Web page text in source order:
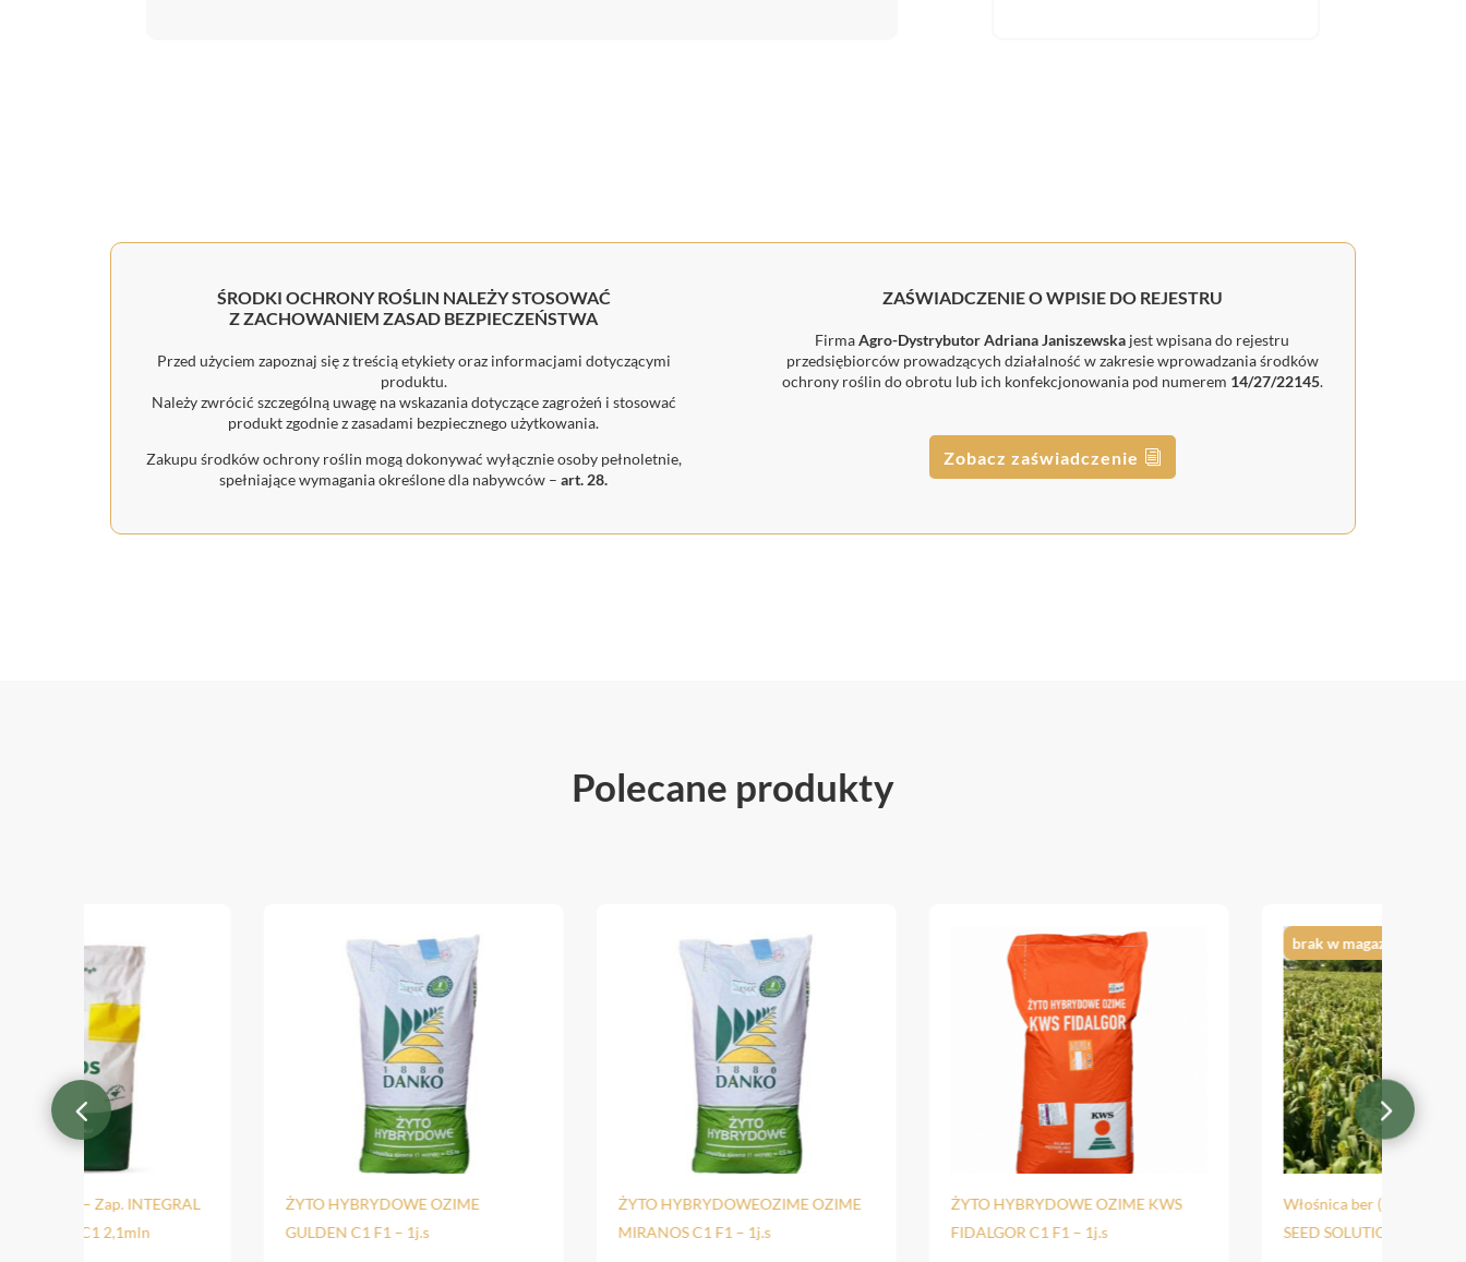
ŚRODKI OCHRONY ROŚLIN NALEŻY STOSOWAĆ
Z ZACHOWANIEM ZASAD BEZPIECZEŃSTWA
Przed użyciem zapoznaj się z treścią etykiety oraz informacjami dotyczącymi
produktu.
Należy zwrócić szczególną uwagę na wskazania dotyczące zagrożeń i stosować
produkt zgodnie z zasadami bezpiecznego użytkowania.
Zakupu środków ochrony roślin mogą dokonywać wyłącznie osoby pełnoletnie,
spełniające wymagania określone dla nabywców –art. 28.
ZAŚWIADCZENIE O WPISIE DO REJESTRU
FirmaAgro-Dystrybutor Adriana Janiszewska jest wpisana do rejestru
przedsiębiorców prowadzących działalność w zakresie wprowadzania środków
ochrony roślin do obrotu lub ich konfekcjonowania pod numerem 14/27/22145.
Zobacz zaświadczenie
Polecane produkty
Telly – Zap. INTEGRAL
C1 2,1mln
ŻYTO HYBRYDOWE OZIME
GULDEN C1 F1 – 1j.s
ŻYTO HYBRYDOWEOZIME OZIME
MIRANOS C1 F1 – 1j.s
ŻYTO HYBRYDOWE OZIME KWS
FIDALGOR C1 F1 – 1j.s
brak w magazynie
Włośnica ber (Setaria
SEED SOLUTIONS